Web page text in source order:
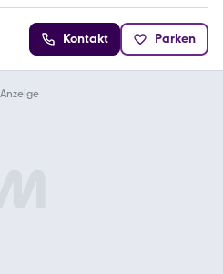
Kontakt Parken